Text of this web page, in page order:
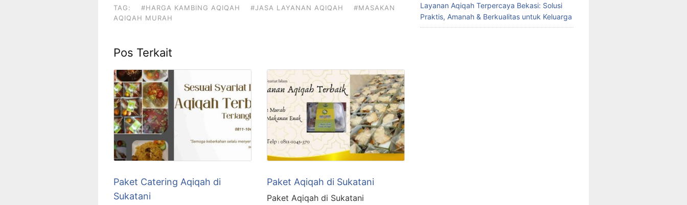
TAG: #HARGA KAMBING AQIQAH #JASA LAYANAN AQIQAH
#MASAKAN
AQIQAH MURAH
Pos Terkait
Paket Catering Aqiqah di
Sukatani
Paket Aqiqah di Sukatani
Paket Aqiqah di Sukatani
Layanan Aqiqah Terpercaya Bekasi: Solusi
Praktis, Amanah & Berkualitas untuk Keluarga